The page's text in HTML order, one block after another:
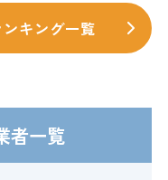
キング一覧
者一覧